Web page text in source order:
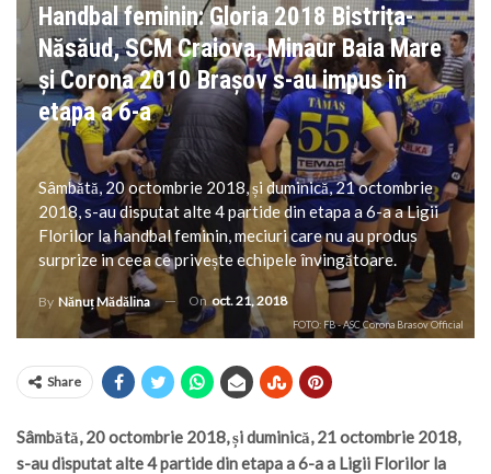
Handbal feminin: Gloria 2018 Bistrița-
Năsăud, SCM Craiova, Minaur Baia Mare
și Corona 2010 Brașov s-au impus în
etapa a 6-a
Sâmbătă, 20 octombrie 2018, și duminică, 21 octombrie
2018, s-au disputat alte 4 partide din etapa a 6-a a Ligii
Florilor la handbal feminin, meciuri care nu au produs
surprize in ceea ce privește echipele învingătoare.
By Nănuț Mădălina On oct. 21, 2018
FOTO: FB - ASC Corona Brasov Official
Share
Sâmbătă, 20 octombrie 2018, și duminică, 21 octombrie 2018,
s-au disputat alte 4 partide din etapa a 6-a a Ligii Florilor la